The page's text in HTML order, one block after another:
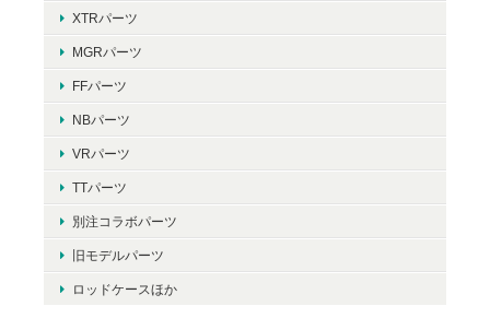
XTRパーツ
MGRパーツ
FFパーツ
NBパーツ
VRパーツ
TTパーツ
別注コラボパーツ
旧モデルパーツ
ロッドケースほか